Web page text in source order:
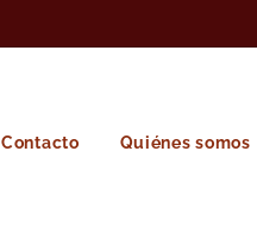
Contacto Quiénes somos